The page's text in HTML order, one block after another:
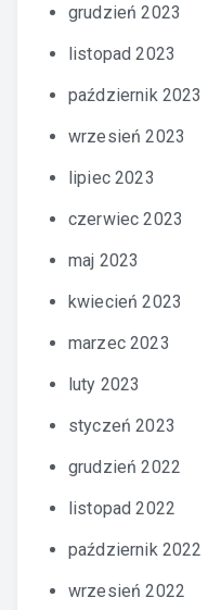
grudzień 2023
listopad 2023
październik 2023
wrzesień 2023
lipiec 2023
czerwiec 2023
maj 2023
kwiecień 2023
marzec 2023
luty 2023
styczeń 2023
grudzień 2022
listopad 2022
październik 2022
wrzesień 2022